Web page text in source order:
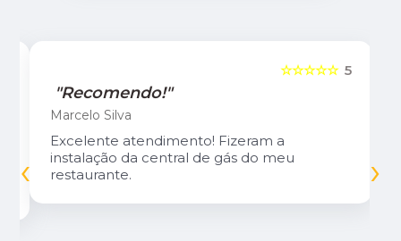
5
☆☆☆☆☆
"Recomendo!"
Marcelo Silva
Excelente atendimento! Fizeram a
instalação da central de gás do meu
restaurante.
‹ ›